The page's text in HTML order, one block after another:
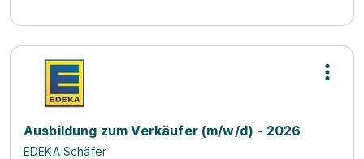
Ausbildung zum Verkäufer (m/w/d) - 2026
EDEKA Schäfer